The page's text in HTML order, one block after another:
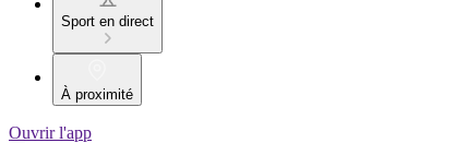
Sport en direct
À proximité
Ouvrir l'app